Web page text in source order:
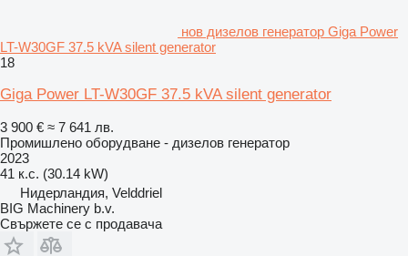
нов дизелов генератор Giga Power
LT-W30GF 37.5 kVA silent generator
18
Giga Power LT-W30GF 37.5 kVA silent generator
3 900 € ≈ 7 641 лв.
Промишлено оборудване - дизелов генератор
2023
41 к.с. (30.14 kW)
Нидерландия, Velddriel
BIG Machinery b.v.
Свържете се с продавача